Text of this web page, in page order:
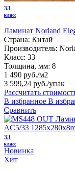
33
класс
Ламинат Norland
Страна: Китай
Производитель:
Класс: 33
Толщина, мм: 8
1 490 руб./м2
3 599,24 руб./упак
Рассчитать
В избранное В
Сравнить
33
класс
Новинка
Хит